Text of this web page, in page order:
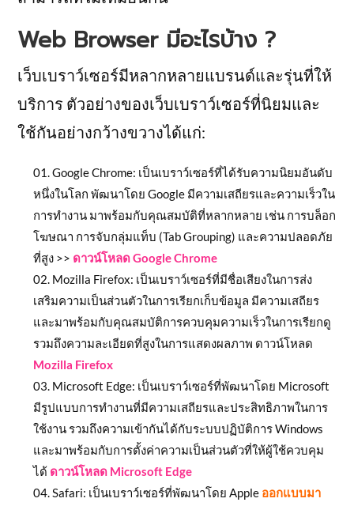
Web Browser มีอะไรบ้าง ?
เว็บเบราว์เซอร์มีหลากหลายแบรนด์และรุ่นที่ให้
บริการ ตัวอย่างของเว็บเบราว์เซอร์ที่นิยมและ
ใช้กันอย่างกว้างขวางได้แก่:
Google Chrome: เป็นเบราว์เซอร์ที่ได้รับความนิยมอันดับ
หนึ่งในโลก พัฒนาโดย Google มีความเสถียรและความเร็วใน
การทำงาน มาพร้อมกับคุณสมบัติที่หลากหลาย เช่น การบล็อก
โฆษณา การจับกลุ่มแท็บ (Tab Grouping) และความปลอดภัย
ที่สูง >> ดาวน์โหลด Google Chrome
Mozilla Firefox: เป็นเบราว์เซอร์ที่มีชื่อเสียงในการส่ง
เสริมความเป็นส่วนตัวในการเรียกเก็บข้อมูล มีความเสถียร
และมาพร้อมกับคุณสมบัติการควบคุมความเร็วในการเรียกดู
รวมถึงความละเอียดที่สูงในการแสดงผลภาพ ดาวน์โหลด
Mozilla Firefox
Microsoft Edge: เป็นเบราว์เซอร์ที่พัฒนาโดย Microsoft
มีรูปแบบการทำงานที่มีความเสถียรและประสิทธิภาพในการ
ใช้งาน รวมถึงความเข้ากันได้กับระบบปฏิบัติการ Windows
และมาพร้อมกับการตั้งค่าความเป็นส่วนตัวที่ให้ผู้ใช้ควบคุม
ได้ ดาวน์โหลด Microsoft Edge
Safari: เป็นเบราว์เซอร์ที่พัฒนาโดย Apple ออกแบบมา